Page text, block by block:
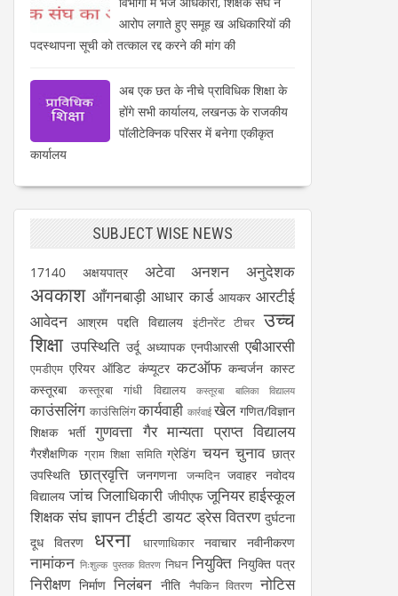
आरोप लगाते हुए समूह ख अधिकारियों की
पदस्थापना सूची को तत्काल रद्द करने की मांग की
अब एक छत के नीचे प्राविधिक शिक्षा के
होंगे सभी कार्यालय, लखनऊ के राजकीय
पॉलीटेक्निक परिसर में बनेगा एकीकृत
कार्यालय
SUBJECT WISE NEWS
17140 अक्षयपात्र अटेवा अनशन अनुदेशक
अवकाश आँगनबाड़ी आधार कार्ड आयकर आरटीई
आवेदन आश्रम पद्दति विद्यालय इंटीनरेंट टीचर उच्च
शिक्षा उपस्थिति उर्दू अध्यापक एनपीआरसी एबीआरसी
एमडीएम एरियर ऑडिट कंप्यूटर कटऑफ कन्वर्जन कास्ट
कस्तूरबा
कस्तूरबा गांधी विद्यालय कस्तूरबा बालिका विद्यालय
काउंसलिंग काउंसिलिंग कार्यवाही कार्रवाई खेल गणित/विज्ञान
शिक्षक भर्ती
गुणवत्ता गैर मान्यता प्राप्त विद्यालय
गैरशैक्षणिक ग्राम शिक्षा समिति ग्रेडिंग चयन चुनाव छात्र
उपस्थिति छात्रवृत्ति जनगणना जन्मदिन जवाहर नवोदय
विद्यालय जांच जिलाधिकारी जीपीएफ जूनियर हाईस्कूल
शिक्षक संघ ज्ञापन टीईटी डायट ड्रेस वितरण दुर्घटना
दूध वितरण
धरना धारणाधिकार नवाचार नवीनीकरण
नामांकन निःशुल्क पुस्तक वितरण निधन नियुक्ति नियुक्ति पत्र
निरीक्षण निर्माण निलंबन नीति नैपकिन वितरण नोटिस